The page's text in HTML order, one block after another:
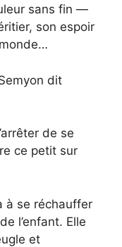
sans fin —
son espoir
dit
de se
ce petit sur
à se réchauffer
l’enfant. Elle
et